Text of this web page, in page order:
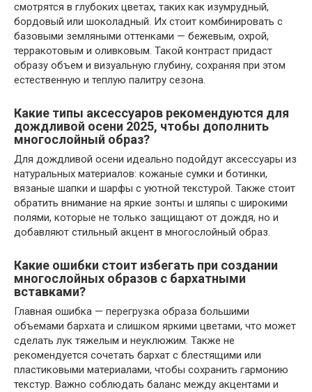
смотрятся в глубоких цветах, таких как изумрудный,
бордовый или шоколадный. Их стоит комбинировать с
базовыми земляными оттенками — бежевым, охрой,
терракотовым и оливковым. Такой контраст придаст
образу объем и визуальную глубину, сохраняя при этом
естественную и теплую палитру сезона.
Какие типы аксессуаров рекомендуются для
дождливой осени 2025, чтобы дополнить
многослойный образ?
Для дождливой осени идеально подойдут аксессуары из
натуральных материалов: кожаные сумки и ботинки,
вязаные шапки и шарфы с уютной текстурой. Также стоит
обратить внимание на яркие зонты и шляпы с широкими
полями, которые не только защищают от дождя, но и
добавляют стильный акцент в многослойный образ.
Какие ошибки стоит избегать при создании
многослойных образов с бархатными
вставками?
Главная ошибка — перегрузка образа большими
объемами бархата и слишком яркими цветами, что может
сделать лук тяжелым и неуклюжим. Также не
рекомендуется сочетать бархат с блестящими или
пластиковыми материалами, чтобы сохранить гармонию
текстур. Важно соблюдать баланс между акцентами и